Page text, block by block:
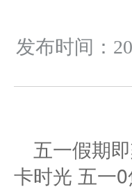
发布时间：
五一假期
卡时光 五一